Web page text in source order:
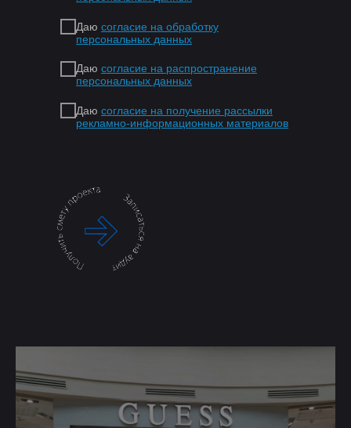
Даю согласие на обработку
персональных данных
Даю согласие на распространение
персональных данных
Даю согласие на получение рассылки
рекламно-информационных материалов
.